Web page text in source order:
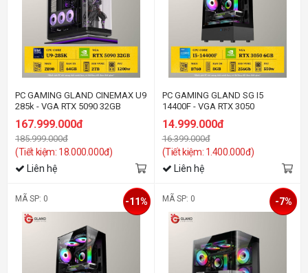
PC GAMING GLAND CINEMAX U9
285k - VGA RTX 5090 32GB
167.999.000đ
185.999.000đ
(Tiết kiệm: 18.000.000đ)
Liên hệ
PC GAMING GLAND SG I5
14400F - VGA RTX 3050
14.999.000đ
16.399.000đ
(Tiết kiệm: 1.400.000đ)
Liên hệ
MÃ SP: 0 -11% MÃ SP: 0 -7%